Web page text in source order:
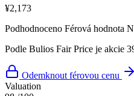
¥2,173
Podhodnoceno Férová hodnota
Podle Bulios Fair Price je akcie
Odemknout férovou cenu
Valuation